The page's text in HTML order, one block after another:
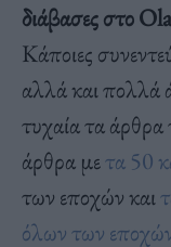
διάβασες στο
Κάποιες
αλλά και πολλά
τυχαία τα άρθρα
άρθρα μετα 50
των εποχών και
όλων των